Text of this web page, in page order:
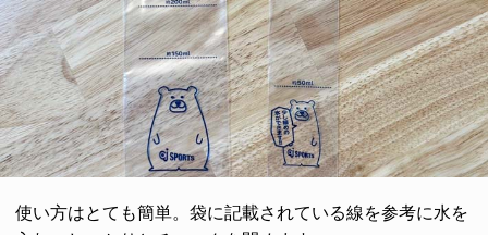
使い方はとても簡単。袋に記載されている線を参考に水を